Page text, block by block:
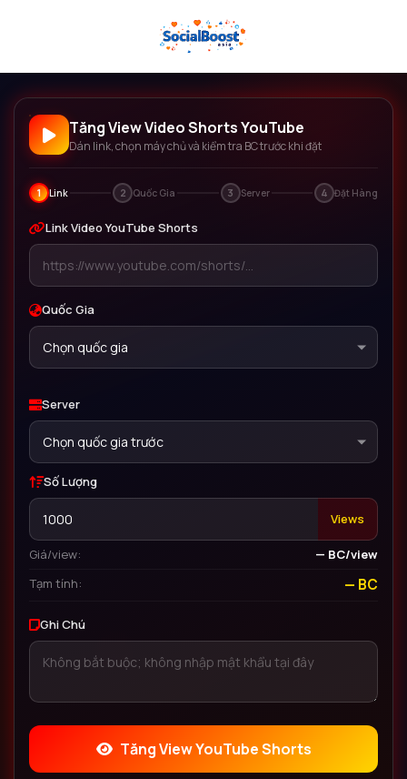
Tăng View Video Shorts YouTube
Dán link, chọn máy chủ và kiểm tra BC trước khi đặt
1 Link 2 Quốc Gia 3 Server 4 Đặt Hàng
Link Video YouTube Shorts
Quốc Gia
Chọn quốc gia
Server
Chọn quốc gia trước
Số Lượng
Views
Giá/view:
— BC/view
Tạm tính:
— BC
Ghi Chú
Tăng View YouTube Shorts